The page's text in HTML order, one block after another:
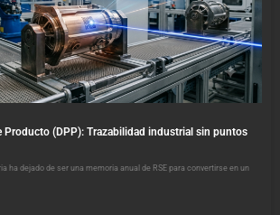
Producto (DPP): Trazabilidad industrial sin puntos
ha dejado de ser una memoria anual de RSE para convertirse en un